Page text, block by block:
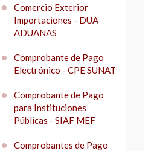
Comercio Exterior
Importaciones - DUA
ADUANAS
Comprobante de Pago
Electrónico - CPE SUNAT
Comprobante de Pago
para Instituciones
Públicas - SIAF MEF
Comprobantes de Pago